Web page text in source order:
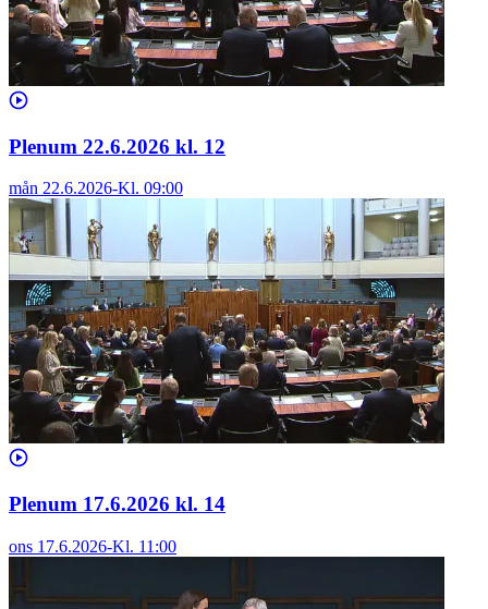
Plenum 22.6.2026 kl. 12
mån 22.6.2026-Kl. 09:00
Plenum 17.6.2026 kl. 14
ons 17.6.2026-Kl. 11:00